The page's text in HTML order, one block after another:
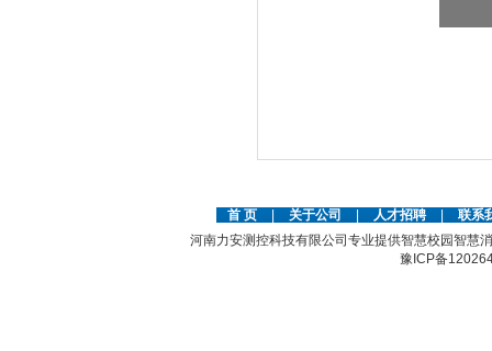
首 页 关于公司 人才招聘
联系
河南力安测控科技有限公司专业提供智慧校园智慧
豫ICP备